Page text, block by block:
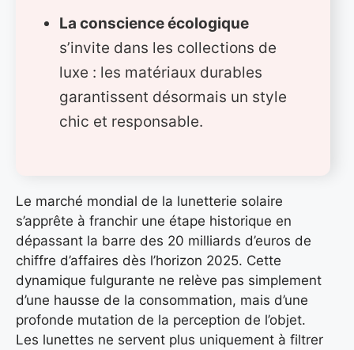
La conscience écologique
s’invite dans les collections de
luxe : les matériaux durables
garantissent désormais un style
chic et responsable.
Le marché mondial de la lunetterie solaire
s’apprête à franchir une étape historique en
dépassant la barre des 20 milliards d’euros de
chiffre d’affaires dès l’horizon 2025. Cette
dynamique fulgurante ne relève pas simplement
d’une hausse de la consommation, mais d’une
profonde mutation de la perception de l’objet.
Les lunettes ne servent plus uniquement à filtrer